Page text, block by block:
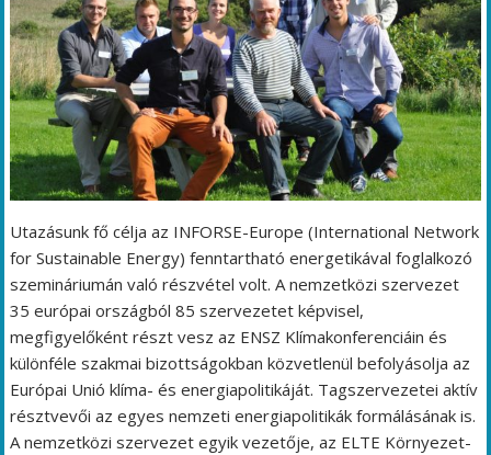
Utazásunk fő célja az INFORSE-Europe (International Network
for Sustainable Energy) fenntartható energetikával foglalkozó
szemináriumán való részvétel volt. A nemzetközi szervezet
35 európai országból 85 szervezetet képvisel,
megfigyelőként részt vesz az ENSZ Klímakonferenciáin és
különféle szakmai bizottságokban közvetlenül befolyásolja az
Európai Unió klíma- és energiapolitikáját. Tagszervezetei aktív
résztvevői az egyes nemzeti energiapolitikák formálásának is.
A nemzetközi szervezet egyik vezetője, az ELTE Környezet-